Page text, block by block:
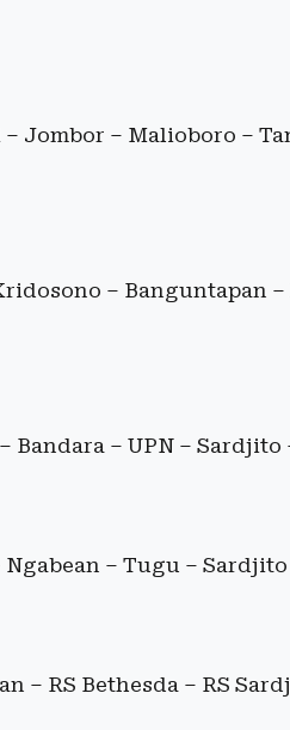
Jombor – Malioboro –
– Banguntapan
Bandara – UPN –
– Tugu –
– RS Bethesda – RS